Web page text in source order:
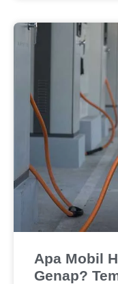
Apa Mobil
Genap?